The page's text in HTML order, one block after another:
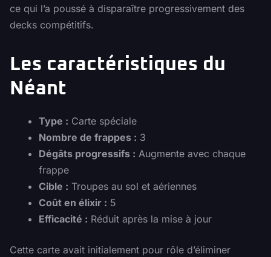
ce qui l’a poussé à disparaître progressivement des
decks compétitifs.
Les caractéristiques du
Néant
Type : Carte spéciale
Nombre de frappes : 3
Dégâts progressifs : Augmente avec chaque
frappe
Cible : Troupes au sol et aériennes
Coût en élixir : 5
Efficacité : Réduit après la mise à jour
Cette carte avait initialement pour rôle d’éliminer